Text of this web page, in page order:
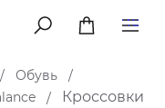
меню
/ Обувь
/
/
Кроссовки